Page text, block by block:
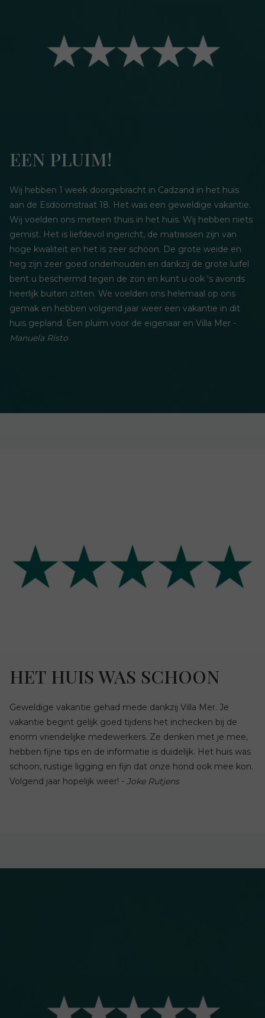
EEN PLUIM!
Wij hebben 1 week doorgebracht in Cadzand in het huis
aan de Esdoornstraat 18. Het was een geweldige vakantie.
Wij voelden ons meteen thuis in het huis. Wij hebben niets
gemist. Het is liefdevol ingericht, de matrassen zijn van
hoge kwaliteit en het is zeer schoon. De grote weide en
heg zijn zeer goed onderhouden en dankzij de grote luifel
bent u beschermd tegen de zon en kunt u ook 's avonds
heerlijk buiten zitten. We voelden ons helemaal op ons
gemak en hebben volgend jaar weer een vakantie in dit
huis gepland. Een pluim voor de eigenaar en Villa Mer -
Manuela Risto
HET HUIS WAS SCHOON
Geweldige vakantie gehad mede dankzij Villa Mer. Je
vakantie begint gelijk goed tijdens het inchecken bij de
enorm vriendelijke medewerkers. Ze denken met je mee,
hebben fijne tips en de informatie is duidelijk. Het huis was
schoon, rustige ligging en fijn dat onze hond ook mee kon.
Volgend jaar hopelijk weer! - Joke Rutjens